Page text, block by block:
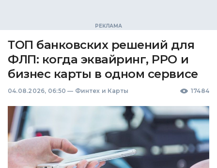
ТОП банковских решений для
ФЛП: когда эквайринг, РРО и
бизнес карты в одном сервисе
04.08.2026, 06:50 — Финтех и Карты 17484